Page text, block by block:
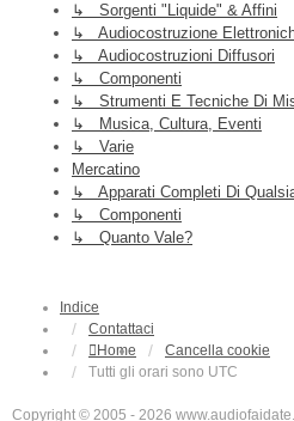
↳ Sorgenti "liquide" & Affini
↳ Audiocostruzione
↳ Audiocostruzioni Diffusori
↳ Componenti
↳ Strumenti E Tecniche Di
↳ Musica, Cultura, Eventi
↳ Varie
Mercatino
↳ Apparati Completi Di
↳ Componenti
↳ Quanto Vale?
Indice
Contattaci
Home
Cancella cookie
Tutti gli orari sono UTC
Copyright © 2005 - 2026